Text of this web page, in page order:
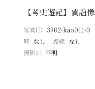
【考史遊記】賈誼像
写真ID 3902-kao011-0
駅 なし 路線 なし
撮影日
不明